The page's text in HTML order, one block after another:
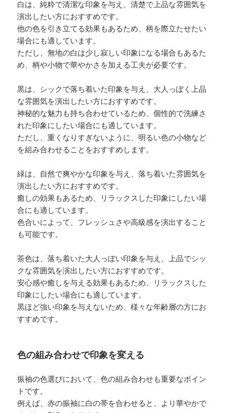
白は、純粋で清潔な印象を与え、清楚で上品な雰囲気を
演出したい方におすすめです。
他の色を引き立てる効果もあるため、柄を際立たせたい
場合にも適しています。
ただし、無地の白は少し寂しい印象になる場合もあるた
め、柄や小物で華やかさを加える工夫が必要です。
黒は、シックで落ち着いた印象を与え、大人っぽく上品
な雰囲気を演出したい方におすすめです。
神秘的な魅力も持ち合わせているため、個性的で洗練さ
れた印象にしたい場合にも適しています。
ただし、重くなりすぎないように、明るい色の小物など
を組み合わせることをおすすめします。
緑は、自然で爽やかな印象を与え、落ち着いた雰囲気を
演出したい方におすすめです。
癒しの効果もあるため、リラックスした印象にしたい場
合にも適しています。
色合いによって、フレッシュさや高級感を演出すること
も可能です。
茶色は、落ち着いた大人っぽい印象を与え、上品でシッ
クな雰囲気を演出したい方におすすめです。
安心感や癒しを与える効果もあるため、リラックスした
印象にしたい場合にも適しています。
黒ほど強い印象を与えないため、様々な年齢層の方にお
すすめです。
色の組み合わせで印象を変える
振袖の色選びにおいて、色の組み合わせも重要なポイン
トです。
例えば、赤の振袖に白の帯を合わせると、より華やかで